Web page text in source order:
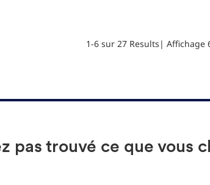
1-6 sur 27 Results | Affichage
pas trouvé ce que vous